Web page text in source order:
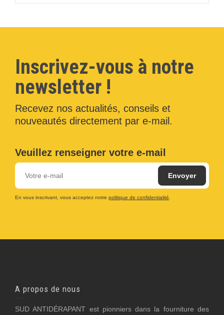
Inscrivez-vous à notre
newsletter !
Recevez nos actualités, conseils et
nouveautés directement par e-mail.
Veuillez renseigner votre e-mail
En vous inscrivant, vous acceptez notre politique de confidentialité
A propos de nous
SUD ANTIDÉRAPANT est pionniers dans la fourniture des